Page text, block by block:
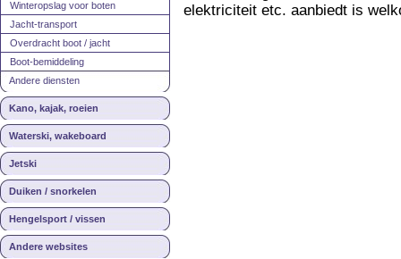
Winteropslag voor boten
Jacht-transport
Overdracht boot / jacht
Boot-bemiddeling
Andere diensten
Kano, kajak, roeien
Waterski, wakeboard
Jetski
Duiken / snorkelen
Hengelsport / vissen
Andere websites
elektriciteit etc. aanbiedt is